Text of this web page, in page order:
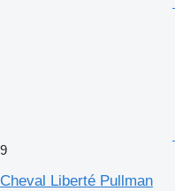
9
Cheval Liberté Pullman